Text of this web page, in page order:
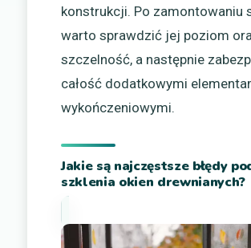
konstrukcji. Po zamontowaniu
warto sprawdzić jej poziom
szczelność, a następnie
całość dodatkowymi
wykończeniowymi.
Jakie są najczęstsze błędy
szklenia okien drewnianych?